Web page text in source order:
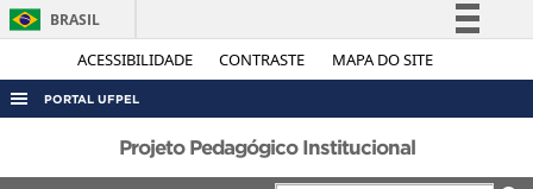
ACESSIBILIDADE CONTRASTE MAPA DO SITE
BRASIL
Simplifique!
PORTAL UFPEL
ACESSO À INFORMAÇÃO
AUDITORIA
Projeto Pedagógico Institucional